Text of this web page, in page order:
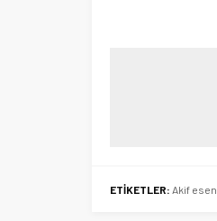
ETİKETLER: Akif esen